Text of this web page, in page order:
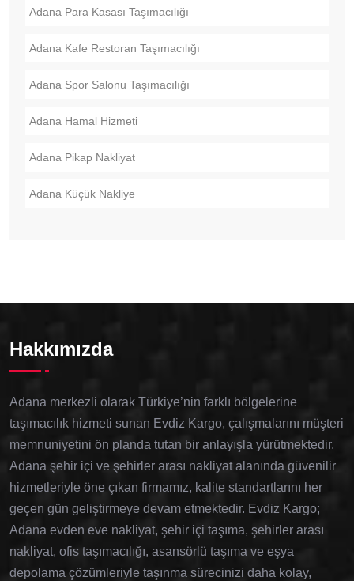
Adana Para Kasası Taşımacılığı
Adana Kafe Restoran Taşımacılığı
Adana Spor Salonu Taşımacılığı
Adana Hamal Hizmeti
Adana Pikap Nakliyat
Adana Küçük Nakliye
Hakkımızda
Adana merkezli olarak Türkiye’nin farklı bölgelerine
taşımacılık hizmeti sunan Evdiz Kargo, çalışmalarını müşteri
memnuniyetini ön planda tutan bir anlayışla yürütmektedir.
Adana şehir içi ve şehirler arası nakliyat alanında güvenilir
hizmetleriyle öne çıkan firmamız, kalite standartlarını her
geçen gün geliştirmeye devam etmektedir. Evdiz Kargo;
Adana evden eve nakliyat, şehir içi taşıma, şehirler arası
nakliyat, ofis taşımacılığı, asansörlü taşıma ve eşya
depolama çözümleriyle taşınma sürecinizi daha kolay,